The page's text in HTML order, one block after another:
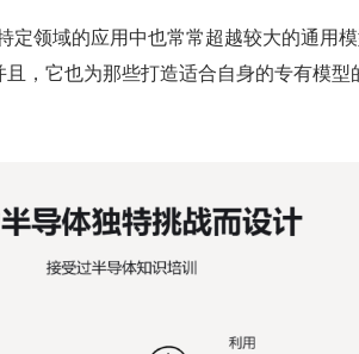
定领域的应用中也常常超越较大的通用
，它也为那些打造适合自身的专有模型